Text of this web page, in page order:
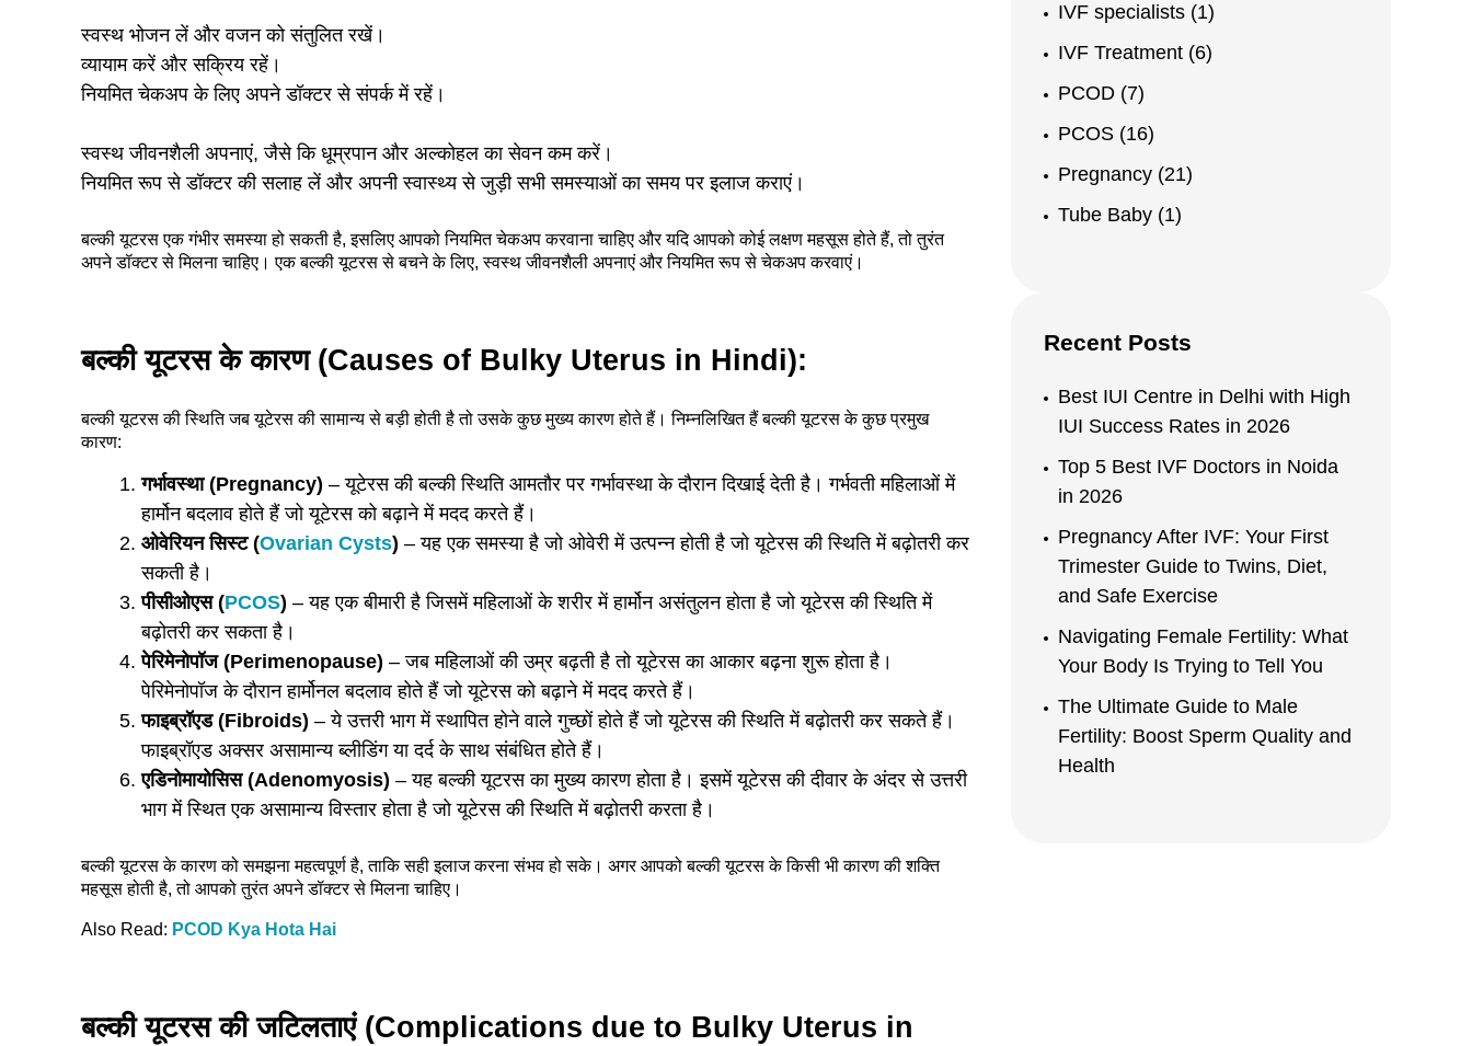
स्वस्थ भोजन लें और वजन को संतुलित रखें।
व्यायाम करें और सक्रिय रहें।
नियमित चेकअप के लिए अपने डॉक्टर से संपर्क में रहें।
स्वस्थ जीवनशैली अपनाएं, जैसे कि धूम्रपान और अल्कोहल का सेवन कम करें।
नियमित रूप से डॉक्टर की सलाह लें और अपनी स्वास्थ्य से जुड़ी सभी समस्याओं का समय पर इलाज कराएं।
बल्की यूटरस एक गंभीर समस्या हो सकती है, इसलिए आपको नियमित चेकअप करवाना चाहिए और यदि आपको कोई लक्षण महसूस होते हैं, तो तुरंत
अपने डॉक्टर से मिलना चाहिए। एक बल्की यूटरस से बचने के लिए, स्वस्थ जीवनशैली अपनाएं और नियमित रूप से चेकअप करवाएं।
बल्की यूटरस के कारण (Causes of Bulky Uterus in Hindi):
बल्की यूटरस की स्थिति जब यूटेरस की सामान्य से बड़ी होती है तो उसके कुछ मुख्य कारण होते हैं। निम्नलिखित हैं बल्की यूटरस के कुछ प्रमुख
कारण:
गर्भावस्था (Pregnancy) – यूटेरस की बल्की स्थिति आमतौर पर गर्भावस्था के दौरान दिखाई देती है। गर्भवती महिलाओं में
हार्मोन बदलाव होते हैं जो यूटेरस को बढ़ाने में मदद करते हैं।
ओवेरियन सिस्ट (Ovarian Cysts) – यह एक समस्या है जो ओवेरी में उत्पन्न होती है जो यूटेरस की स्थिति में बढ़ोतरी कर
सकती है।
पीसीओएस (PCOS) – यह एक बीमारी है जिसमें महिलाओं के शरीर में हार्मोन असंतुलन होता है जो यूटेरस की स्थिति में
बढ़ोतरी कर सकता है।
पेरिमेनोपॉज (Perimenopause) – जब महिलाओं की उम्र बढ़ती है तो यूटेरस का आकार बढ़ना शुरू होता है।
पेरिमेनोपॉज के दौरान हार्मोनल बदलाव होते हैं जो यूटेरस को बढ़ाने में मदद करते हैं।
फाइब्रॉएड (Fibroids) – ये उत्तरी भाग में स्थापित होने वाले गुच्छों होते हैं जो यूटेरस की स्थिति में बढ़ोतरी कर सकते हैं।
फाइब्रॉएड अक्सर असामान्य ब्लीडिंग या दर्द के साथ संबंधित होते हैं।
एडिनोमायोसिस (Adenomyosis) – यह बल्की यूटरस का मुख्य कारण होता है। इसमें यूटेरस की दीवार के अंदर से उत्तरी
भाग में स्थित एक असामान्य विस्तार होता है जो यूटेरस की स्थिति में बढ़ोतरी करता है।
बल्की यूटरस के कारण को समझना महत्वपूर्ण है, ताकि सही इलाज करना संभव हो सके। अगर आपको बल्की यूटरस के किसी भी कारण की शक्ति
महसूस होती है, तो आपको तुरंत अपने डॉक्टर से मिलना चाहिए।
Also Read: PCOD Kya Hota Hai
बल्की यूटरस की जटिलताएं (Complications due to Bulky Uterus in
IVF specialists (1)
IVF Treatment (6)
PCOD (7)
PCOS (16)
Pregnancy (21)
Tube Baby (1)
Recent Posts
Best IUI Centre in Delhi with High
IUI Success Rates in 2026
Top 5 Best IVF Doctors in Noida
in 2026
Pregnancy After IVF: Your First
Trimester Guide to Twins, Diet,
and Safe Exercise
Navigating Female Fertility: What
Your Body Is Trying to Tell You
The Ultimate Guide to Male
Fertility: Boost Sperm Quality and
Health